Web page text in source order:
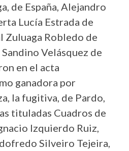
de España, Alejandro
Lucía Estrada de
Zuluaga Robledo de
Velásquez de
en el acta
ganadora por
la fugitiva, de Pardo,
tituladas Cuadros de
Izquierdo Ruiz,
Silveiro Tejeira,